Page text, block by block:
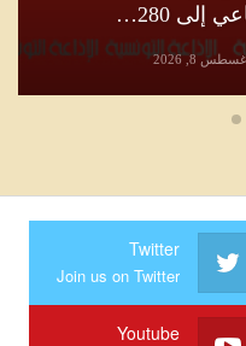
الصحفية خارج سياقاتها
HALKETWASSL أغسطس 8, 2026
Twitter
Join us on Twitter
Youtube